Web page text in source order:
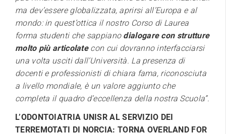
ma dev’essere globalizzata, aprirsi all’Europa e al
mondo: in quest’ottica il nostro Corso di Laurea
forma studenti che sappiano dialogare con strutture
molto più articolatecon cui dovranno interfacciarsi
una volta usciti dall’Università. La presenza di
docenti e professionisti di chiara fama, riconosciuta
a livello mondiale, è un valore aggiunto che
completa il quadro d’eccellenza della nostra Scuola”.
L’ODONTOIATRIA UNISR AL SERVIZIO DEI
TERREMOTATI DI NORCIA: TORNA OVERLAND FOR